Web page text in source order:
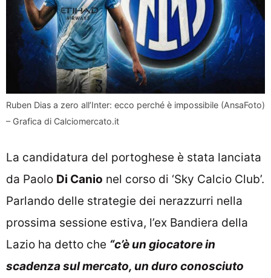
Ruben Dias a zero all’Inter: ecco perché è impossibile (AnsaFoto)
– Grafica di Calciomercato.it
La candidatura del portoghese è stata lanciata
da Paolo Di Canio nel corso di ‘Sky Calcio Club’.
Parlando delle strategie dei nerazzurri nella
prossima sessione estiva, l’ex Bandiera della
Lazio ha detto che “c’è un giocatore in
scadenza sul mercato, un duro conosciuto